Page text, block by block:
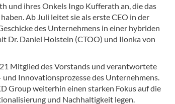
und ihres Onkels Ingo Kufferath an, die das
Ab Juli leitet sie als erste CEO in der
des Unternehmens in einer hybriden
Dr. Daniel Holstein (CTOO) und Ilonka von
Mitglied des Vorstands und verantwortete
Innovationsprozesse des Unternehmens.
Group weiterhin einen starken Fokus auf die
und Nachhaltigkeit legen.